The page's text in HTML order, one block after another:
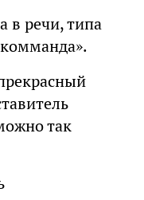
в речи, типа
так